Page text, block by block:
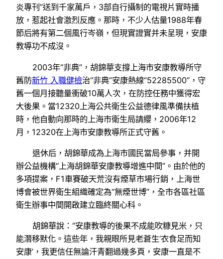
炎專刊”送到千家萬戶，3部自行攝制的電視片實時播
放，惹起社會激烈反應。那時，不少人估量1988年春
節后將有第二個風行岑嶺，但現實證實并未呈現，安康
教導功不成沒。
2003年“非典”，胡錦華支撐上海市安康教導所守
舊防新竹 入職健檢治“非典”安康熱線“52285500”，守
舊一個月接聽量衝破10萬人次，在防控任務中獲得宏
大後果。當12320上海公共衛生公益德律風準備扶植
時，他自動向那時的上海市衛生局請纓，2006年12
月，12320在上海市安康教導所正式守舊。
退休后，胡錦華成為上海市國民當局參事，并開
辦公益機構“上海胡錦華安康教導增進中間”。由於他的
多項提案，F1車賽破天荒沒有煙草市場行銷，上海世
博會被世界衛生組織確定為“無煙世博”，全市各區社區
衛生辦事中間開啟建立臨終關心科。
胡錦華說：“安康教導的後果不成能吹糠見米，只
能潛移默化。這些年，我親眼所見老蒼生‘衣食足而知
安康’，我更信任無論汗青翻過幾多頁，安康一直是不